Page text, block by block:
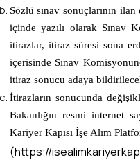
Sözlü sınav sonuçlarının
içinde yazılı olarak Sınav
itirazlar, itiraz süresi sona
içerisinde Sınav
itiraz sonucu adaya
İtirazların sonucunda
Bakanlığın resmi internet
Kariyer Kapısı İşe Alım
(https://